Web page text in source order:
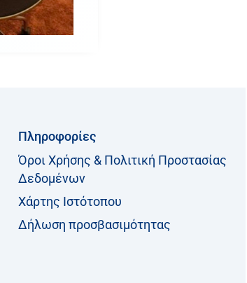
Πληροφορίες
Όροι Χρήσης & Πολιτική Προστασίας
Δεδομένων
Χάρτης Ιστότοπου
Δήλωση προσβασιμότητας